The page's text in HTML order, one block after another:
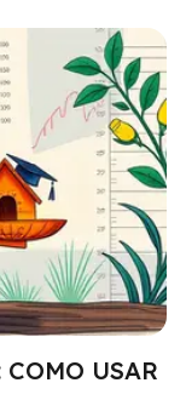
USAR